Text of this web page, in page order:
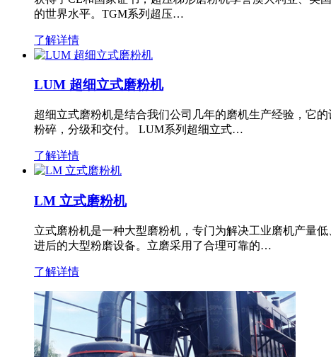
的世界水平。TGM系列超压…
了解详情
LUM 超细立式磨粉机
超细立式磨粉机是结合我们公司几年的磨机生产经验，它
粉碎，分级和交付。 LUM系列超细立式…
了解详情
LM 立式磨粉机
立式磨粉机是一种大型磨粉机，专门为解决工业磨机产量
进后的大型粉磨设备。立磨采用了合理可靠的…
了解详情